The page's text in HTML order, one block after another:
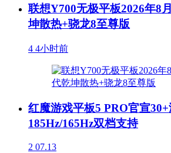
联想Y700无极平板2026年8
坤散热+骁龙8至尊版
4 4小时前
红魔游戏平板5 PRO官宣30+
185Hz/165Hz双档支持
2 07.13